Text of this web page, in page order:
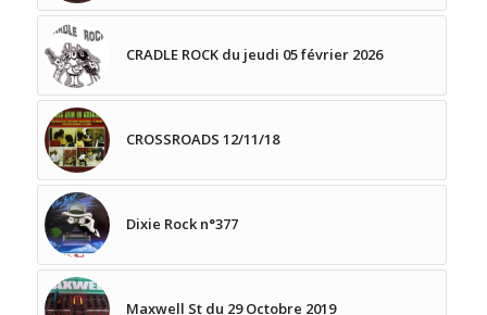
CRADLE ROCK du jeudi 05 février 2026
CROSSROADS 12/11/18
Dixie Rock n°377
Maxwell St du 29 Octobre 2019